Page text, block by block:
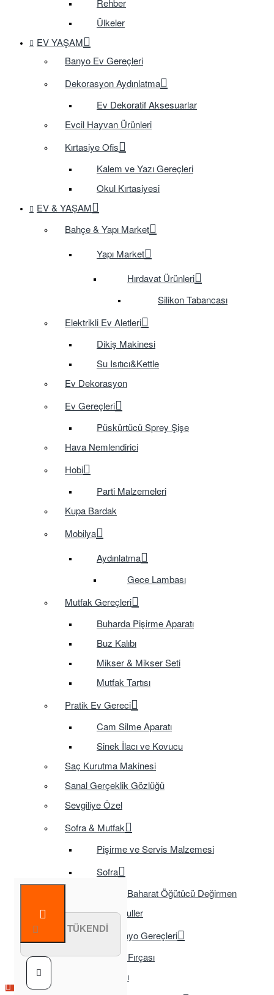
Ülkeler
EV YAŞAM
Banyo Ev Gereçleri
Dekorasyon Aydınlatma
Ev Dekoratif Aksesuarlar
Evcil Hayvan Ürünleri
Kırtasiye Ofis
Kalem ve Yazı Gereçleri
Okul Kırtasiyesi
EV & YAŞAM
Bahçe & Yapı Market
Yapı Market
Hırdavat Ürünleri
Silikon Tabancası
Elektrikli Ev Aletleri
Dikiş Makinesi
Su Isıtıcı&Kettle
Ev Dekorasyon
Ev Gereçleri
Püskürtücü Sprey Şişe
Hava Nemlendirici
Hobi
Parti Malzemeleri
Kupa Bardak
Mobilya
Aydınlatma
Gece Lambası
Mutfak Gereçleri
Buharda Pişirme Aparatı
Buz Kalıbı
Mikser & Mikser Seti
Mutfak Tartısı
Pratik Ev Gereci
Cam Silme Aparatı
Sinek İlacı ve Kovucu
Saç Kurutma Makinesi
Sanal Gerçeklik Gözlüğü
Sevgiliye Özel
Sofra & Mutfak
Pişirme ve Servis Malzemesi
Sofra
Baharat Öğütücü Değirmen
Tasarruflu Ampuller
Temizlik ve Banyo Gereçleri
Tuvalet Fırçası
TV Aksesuarları
STOK TÜKENDİ
Çok Satılan Ürün
Çok Satılan Ürün